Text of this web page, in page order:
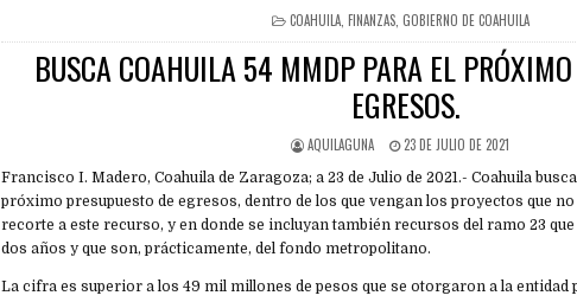
POSTED
IN
COAHUILA, FINANZAS, GOBIERNO DE COAHUILA
BUSCA COAHUILA 54 MMDP PARA EL PRÓXIMO
EGRESOS.
AQUILAGUNA 23 DE JULIO DE 2021
Francisco I. Madero, Coahuila de Zaragoza; a 23 de Julio de 2021.- Coahuila
próximo presupuesto de egresos, dentro de los que vengan los proyectos que
recorte a este recurso, y en donde se incluyan también recursos del ramo 23
dos años y que son, prácticamente, del fondo metropolitano.
La cifra es superior a los 49 mil millones de pesos que se otorgaron a la entidad